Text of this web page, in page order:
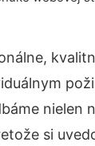
nielen
si